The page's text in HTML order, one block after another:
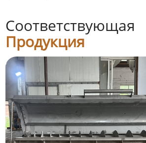
Соответствующая
Продукция